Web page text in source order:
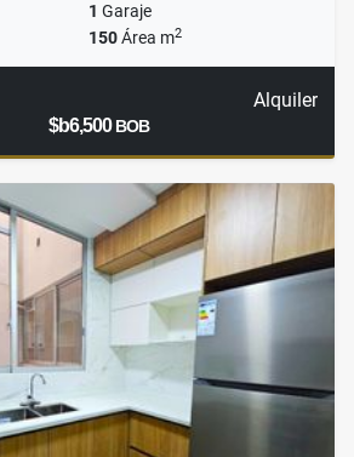
1 Garaje
150Área m2
Alquiler
$b6,500BOB